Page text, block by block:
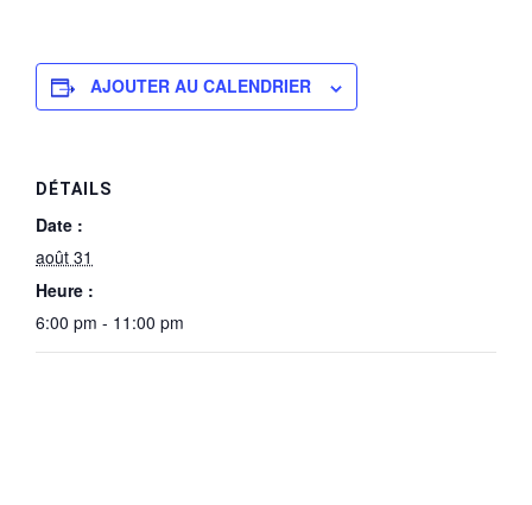
AJOUTER AU CALENDRIER
DÉTAILS
Date :
août 31
Heure :
6:00 pm - 11:00 pm